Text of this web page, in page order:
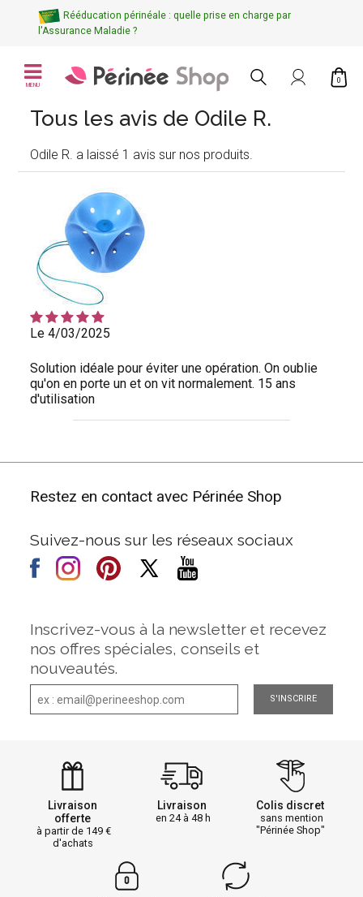
Rééducation périnéale : quelle prise en charge par
l'Assurance Maladie ?
MENU
0
Tous les avis de Odile R.
Odile R. a laissé 1 avis sur nos produits.
Le 4/03/2025
Solution idéale pour éviter une opération. On oublie
qu'on en porte un et on vit normalement. 15 ans
d'utilisation
Restez en contact avec Périnée Shop
Suivez-nous sur les réseaux sociaux
Inscrivez-vous à la newsletter et recevez
nos offres spéciales, conseils et
nouveautés.
S'INSCRIRE
Livraison
offerte
à partir de 149
d'achats
Livraison
en 24 à 48 h
Colis discret
sans mention
"Périnée Shop"